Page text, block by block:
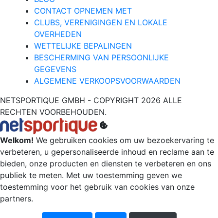
CONTACT OPNEMEN MET
CLUBS, VERENIGINGEN EN LOKALE
OVERHEDEN
WETTELIJKE BEPALINGEN
BESCHERMING VAN PERSOONLIJKE
GEGEVENS
ALGEMENE VERKOOPSVOORWAARDEN
NETSPORTIQUE GMBH - COPYRIGHT 2026 ALLE
RECHTEN VOORBEHOUDEN.
Welkom! We gebruiken cookies om uw bezoekervaring te
verbeteren, u gepersonaliseerde inhoud en reclame aan te
bieden, onze producten en diensten te verbeteren en ons
publiek te meten. Met uw toestemming geven we
toestemming voor het gebruik van cookies van onze
partners.